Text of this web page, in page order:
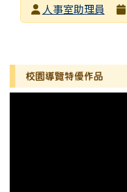
發布者人事室助理員
左邊區域內容
校園導覽特優作品